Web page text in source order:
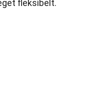
fleksibelt.